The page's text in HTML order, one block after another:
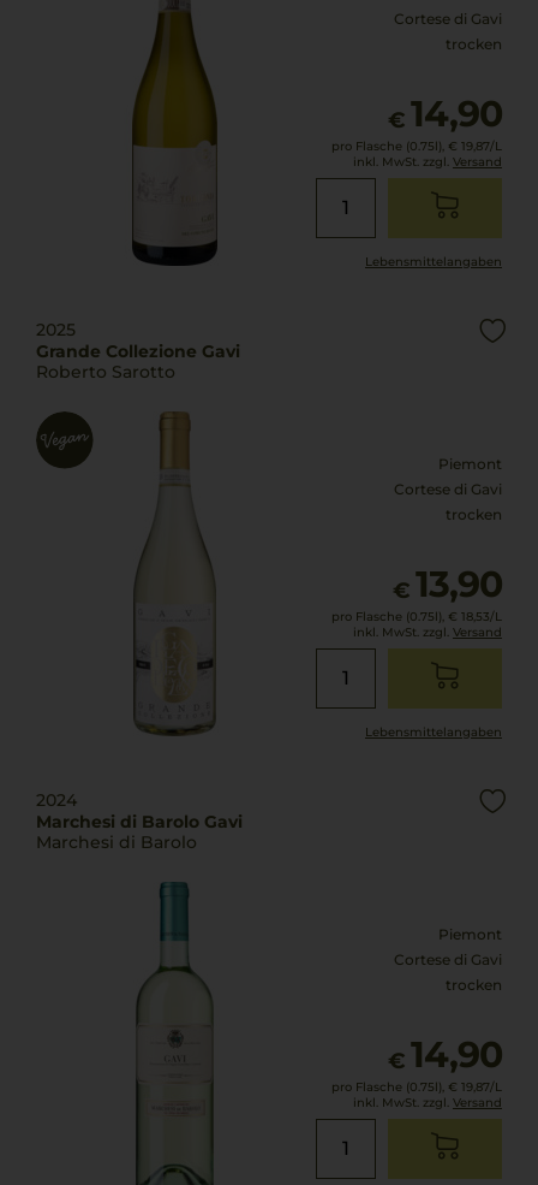
Cortese di Gavi
trocken
€ 14,90
pro Flasche (0.75l), € 19,87/L
inkl. MwSt. zzgl. Versand
Lebensmittel­angaben
2025
Grande Collezione Gavi
Roberto Sarotto
Piemont
Cortese di Gavi
trocken
€ 13,90
pro Flasche (0.75l), € 18,53/L
inkl. MwSt. zzgl. Versand
Lebensmittel­angaben
2024
Marchesi di Barolo Gavi
Marchesi di Barolo
Piemont
Cortese di Gavi
trocken
€ 14,90
pro Flasche (0.75l), € 19,87/L
inkl. MwSt. zzgl. Versand